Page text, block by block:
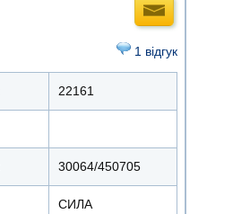
1 відгук
22161
30064/450705
СИЛА